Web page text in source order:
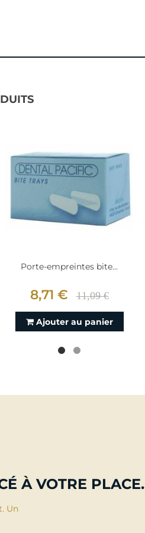
Porte-empreintes bite...
8,71 € 11,09 €
Ajouter au panier
À VOTRE PLACE.
Un